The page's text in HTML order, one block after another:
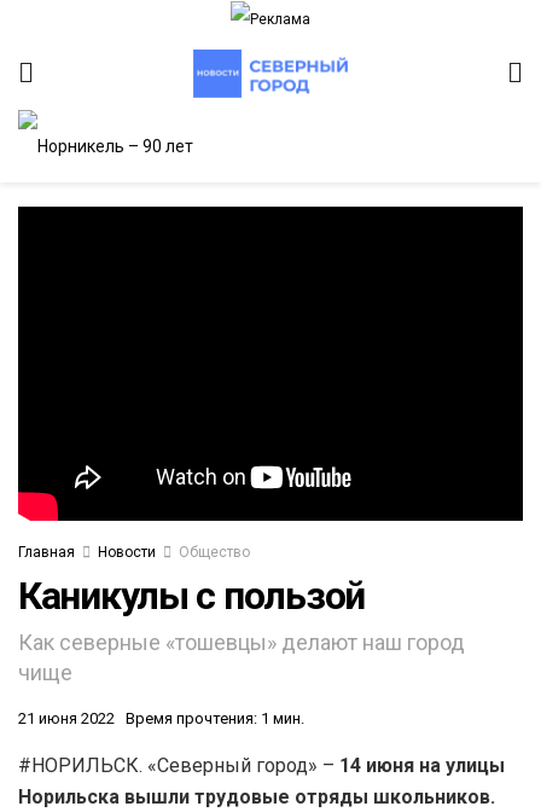
Главная Новости Общество
Каникулы с пользой
Как северные «тошевцы» делают наш город
чище
21 июня 2022 Время прочтения: 1 мин.
#НОРИЛЬСК. «Северный город» – 14 июня на улицы
Норильска вышли трудовые отряды школьников.